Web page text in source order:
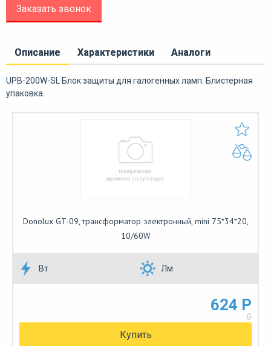
Заказать звонок
Описание Характеристики Аналоги
UPB-200W-SL Блок защиты для галогенных ламп. Блистерная
упаковка.
Donolux GT-09, трансформатор электронный, mini 75*34*20,
10/60W
Вт Лм
624 Р
0
Купить